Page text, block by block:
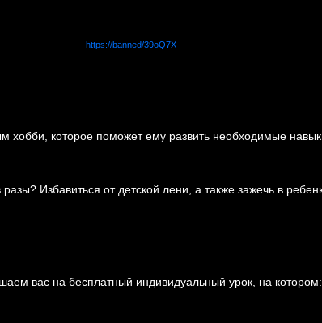
https://banned/39oQ7X
хобби, которое поможет ему развить необходимые
Избавиться от детской лени, а также зажечь в
вас на бесплатный индивидуальный урок, на котором: